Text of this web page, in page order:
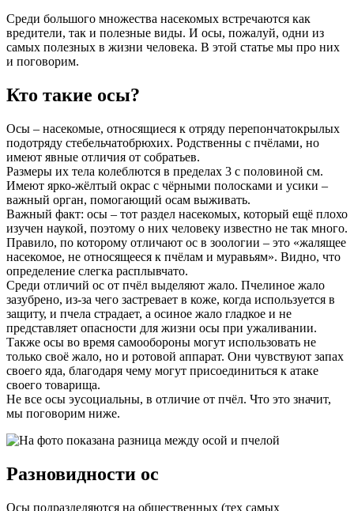
Среди большого множества насекомых встречаются как
вредители, так и полезные виды. И осы, пожалуй, одни из
самых полезных в жизни человека. В этой статье мы про них
и поговорим.
Кто такие осы?
Осы – насекомые, относящиеся к отряду перепончатокрылых
подотряду стебельчатобрюхих. Родственны с пчёлами, но
имеют явные отличия от собратьев.
Размеры их тела колеблются в пределах 3 с половиной см.
Имеют ярко-жёлтый окрас с чёрными полосками и усики –
важный орган, помогающий осам выживать.
Важный факт: осы – тот раздел насекомых, который ещё плохо
изучен наукой, поэтому о них человеку известно не так много.
Правило, по которому отличают ос в зоологии – это «жалящее
насекомое, не относящееся к пчёлам и муравьям». Видно, что
определение слегка расплывчато.
Среди отличий ос от пчёл выделяют жало. Пчелиное жало
зазубрено, из-за чего застревает в коже, когда используется в
защиту, и пчела страдает, а осиное жало гладкое и не
представляет опасности для жизни осы при ужаливании.
Также осы во время самообороны могут использовать не
только своё жало, но и ротовой аппарат. Они чувствуют запах
своего яда, благодаря чему могут присоединиться к атаке
своего товарища.
Не все осы эусоциальны, в отличие от пчёл. Что это значит,
мы поговорим ниже.
Разновидности ос
Осы подразделяются на общественных (тех самых